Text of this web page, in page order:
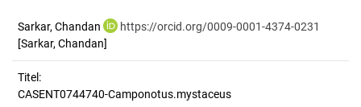
Sarkar, Chandan
https://orcid.org/0009-0001-4374-0231
[Sarkar, Chandan]
Titel:
CASENT0744740-Camponotus.mystaceus